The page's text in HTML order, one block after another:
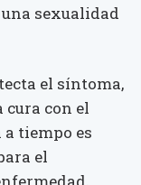
sexualidad
el síntoma,
cura con el
tiempo es
el